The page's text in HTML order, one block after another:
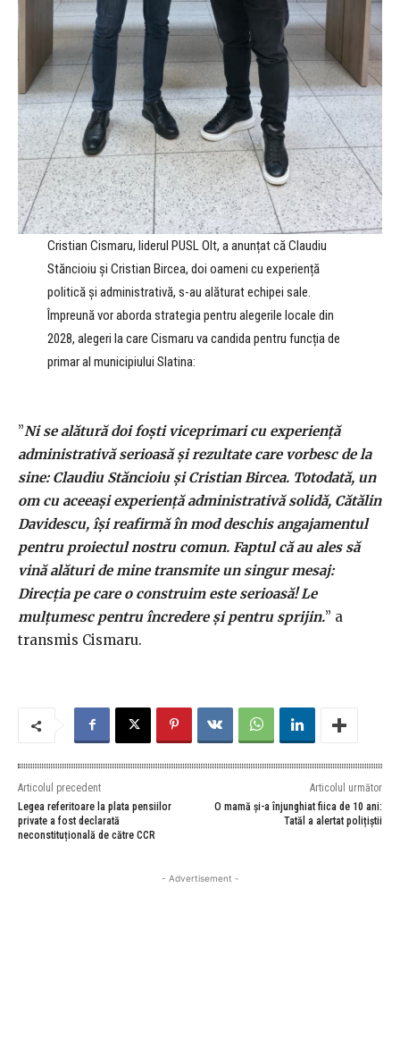
Cristian Cismaru, liderul PUSL Olt, a anunțat că Claudiu
Stăncioiu și Cristian Bircea, doi oameni cu experiență
politică și administrativă, s-au alăturat echipei sale.
Împreună vor aborda strategia pentru alegerile locale din
2028, alegeri la care Cismaru va candida pentru funcția de
primar al municipiului Slatina:
”Ni se alătură doi foști viceprimari cu experiență
administrativă serioasă și rezultate care vorbesc de la
sine: Claudiu Stăncioiu și Cristian Bircea. Totodată, un
om cu aceeași experiență administrativă solidă, Cătălin
Davidescu, își reafirmă în mod deschis angajamentul
pentru proiectul nostru comun. Faptul că au ales să
vină alături de mine transmite un singur mesaj:
Direcția pe care o construim este serioasă! Le
mulțumesc pentru încredere și pentru sprijin.” a
transmis Cismaru.
Articolul precedent
Legea referitoare la plata pensiilor
private a fost declarată
neconstituțională de către CCR
Articolul următor
O mamă și-a înjunghiat fiica de 10 ani:
Tatăl a alertat polițiștii
- Advertisement -